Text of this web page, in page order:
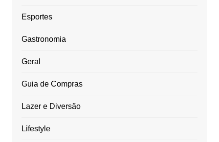
Esportes
Gastronomia
Geral
Guia de Compras
Lazer e Diversão
Lifestyle